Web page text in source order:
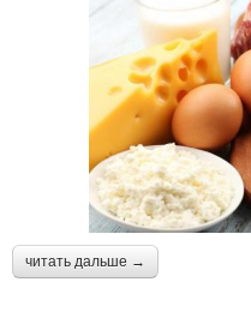
читать дальше →